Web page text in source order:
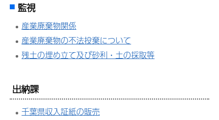
監視
産業廃棄物関係
産業廃棄物の不法投棄について
残土の埋め立て及び砂利・土の採取等
出納課
千葉県収入証紙の販売